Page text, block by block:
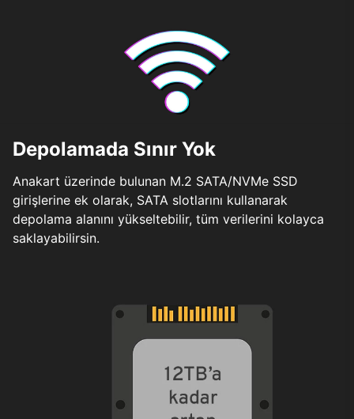
Depolamada Sınır Yok
Anakart üzerinde bulunan M.2 SATA/NVMe SSD
girişlerine ek olarak, SATA slotlarını kullanarak
depolama alanını yükseltebilir, tüm verilerini kolayca
saklayabilirsin.